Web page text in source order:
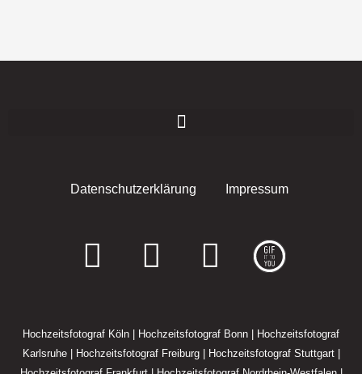
Datenschutzerklärung Impressum
F
c
e
I
s
t
E
v
e
Hochzeitsfotograf Köln Hochzeitsfotograf Bonn
Hochzeitsfotograf
Karlsruhe| Hochzeitsfotograf Freiburg| Hochzeitsfotograf Stuttgart|